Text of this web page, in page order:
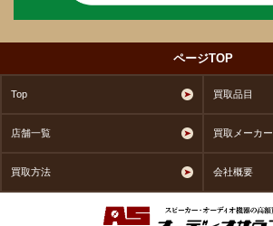
ページTOP
Top 買取品目
店舗一覧 買取メーカー
買取方法 会社概要